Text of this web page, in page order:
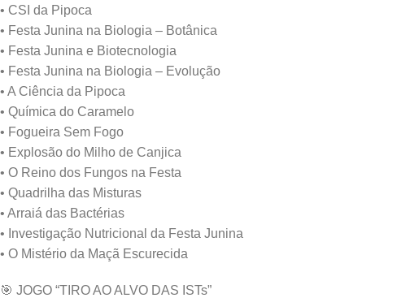
• CSI da Pipoca
• Festa Junina na Biologia – Botânica
• Festa Junina e Biotecnologia
• Festa Junina na Biologia – Evolução
• A Ciência da Pipoca
• Química do Caramelo
• Fogueira Sem Fogo
• Explosão do Milho de Canjica
• O Reino dos Fungos na Festa
• Quadrilha das Misturas
• Arraiá das Bactérias
• Investigação Nutricional da Festa Junina
• O Mistério da Maçã Escurecida
🎯 JOGO “TIRO AO ALVO DAS ISTs”